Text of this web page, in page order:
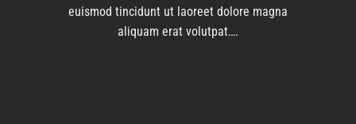
euismod tincidunt ut laoreet dolore magna
aliquam erat volutpat….